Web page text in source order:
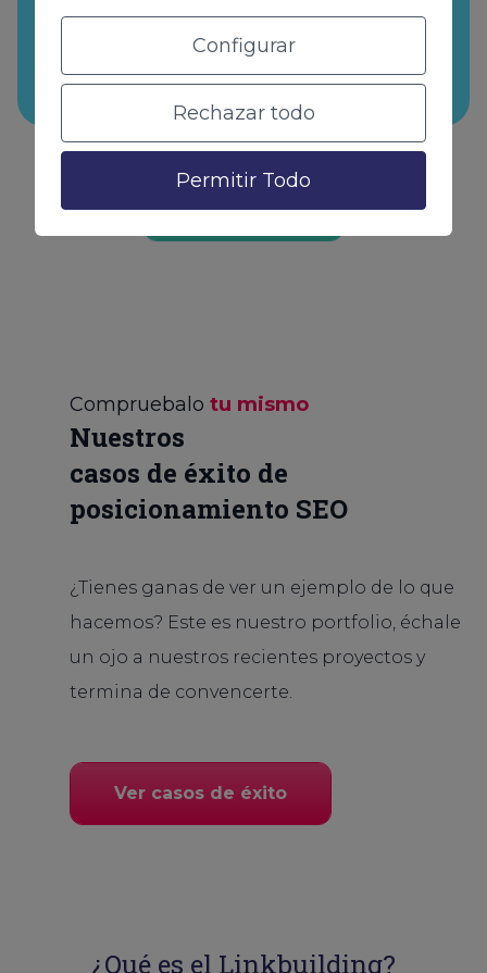
Configurar
Rechazar todo
Permitir Todo
grado de autoridad que están obteniendo y
optimizamos las campañas en base a los
resultados obtenidos.
Otros servicios
Compruebalo tu mismo
Nuestros
casos de éxito de
posicionamiento SEO
¿Tienes ganas de ver un ejemplo de lo que
hacemos? Este es nuestro portfolio, échale
un ojo a nuestros recientes proyectos y
termina de convencerte.
Ver casos de éxito
¿Qué es el Linkbuilding?